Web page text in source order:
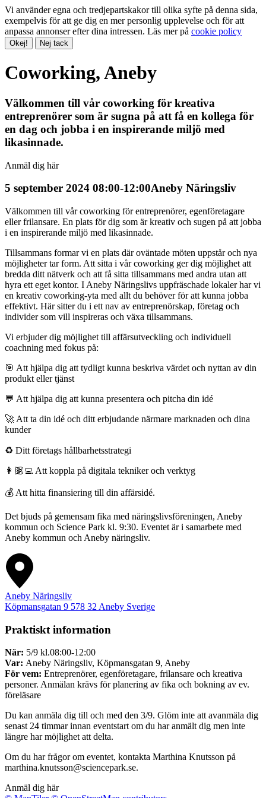
Vi använder egna och tredjepartskakor till olika syfte på denna sida,
exempelvis för att ge dig en mer personlig upplevelse och för att
anpassa annonser efter dina intressen. Läs mer på cookie policy
Okej! Nej tack
Coworking, Aneby
Välkommen till vår coworking för kreativa
entreprenörer som är sugna på att få en kollega för
en dag och jobba i en inspirerande miljö med
likasinnade.
Anmäl dig här
5 september 2024 08:00-12:00Aneby Näringsliv
Välkommen till vår coworking för entreprenörer, egenföretagare
eller frilansare. En plats för dig som är kreativ och sugen på att jobba
i en inspirerande miljö med likasinnade.
Tillsammans formar vi en plats där oväntade möten uppstår och nya
möjligheter tar form. Att sitta i vår coworking ger dig möjlighet att
bredda ditt nätverk och att få sitta tillsammans med andra utan att
hyra ett eget kontor. I Aneby Näringslivs uppfräschade lokaler har vi
en kreativ coworking-yta med allt du behöver för att kunna jobba
effektivt. Här sitter du i ett nav av entreprenörskap, företag och
individer som vill inspireras och växa tillsammans.
Vi erbjuder dig möjlighet till affärsutveckling och individuell
coachning med fokus på:
🎯 Att hjälpa dig att tydligt kunna beskriva värdet och nyttan av din
produkt eller tjänst
💬 Att hjälpa dig att kunna presentera och pitcha din idé
🚀 Att ta din idé och ditt erbjudande närmare marknaden och dina
kunder
♻️ Ditt företags hållbarhetsstrategi
👩🏽‍💻 Att koppla på digitala tekniker och verktyg
💰 Att hitta finansiering till din affärsidé.
Det bjuds på gemensam fika med näringslivsföreningen, Aneby
kommun och Science Park kl. 9:30. Eventet är i samarbete med
Aneby kommun och Aneby näringsliv.
Aneby Näringsliv
Köpmansgatan 9 578 32 Aneby Sverige
Praktiskt information
När: 5/9 kl.08:00-12:00
Var: Aneby Näringsliv, Köpmansgatan 9, Aneby
För vem: Entreprenörer, egenföretagare, frilansare och kreativa
personer. Anmälan krävs för planering av fika och bokning av ev.
föreläsare
Du kan anmäla dig till och med den 3/9. Glöm inte att avanmäla dig
senast 24 timmar innan eventstart om du har anmält dig men inte
längre har möjlighet att delta.
Om du har frågor om eventet, kontakta Marthina Knutsson på
marthina.knutsson@sciencepark.se.
Anmäl dig här